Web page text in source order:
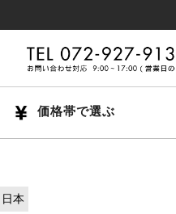
価格帯で選ぶ
日本